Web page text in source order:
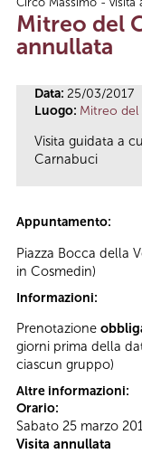
Tu sei qui
Mitreo del
annullata
Data: 25/03/2017
Luogo: Mitreo del
Visita guidata a
Carnabuci
Appuntamento:
Piazza Bocca della
in Cosmedin)
Informazioni:
Prenotazione
giorni prima della
ciascun gruppo)
Altre informazioni:
Orario:
Sabato 25 marzo
Visita annullata